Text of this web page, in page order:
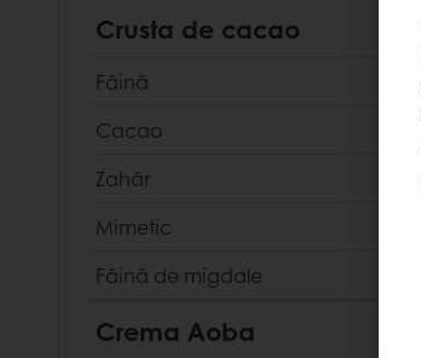
Crusta de cacao
Făină
Cacao
Zahăr
Mimetic
Făină de migdale
Crema Aoba